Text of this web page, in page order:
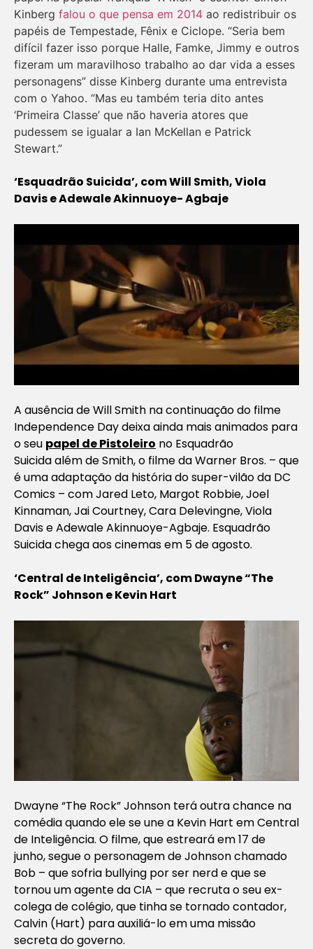
Kinberg falou o que pensa em 2014 ao redistribuir os
papéis de Tempestade, Fênix e Ciclope. “Seria bem
difícil fazer isso porque Halle, Famke, Jimmy e outros
fizeram um maravilhoso trabalho ao dar vida a esses
personagens” disse Kinberg durante uma entrevista
com o Yahoo. “Mas eu também teria dito antes
‘Primeira Classe’ que não haveria atores que
pudessem se igualar a Ian McKellan e Patrick
Stewart.”
‘Esquadrão Suicida’, com Will Smith, Viola
Davis e Adewale Akinnuoye- Agbaje
A ausência de Will Smith na continuação do filme
Independence Daydeixa ainda mais animados para
o seu papel de Pistoleiro no Esquadrão
Suicidaalém de Smith, o filme da Warner Bros. – que
é uma adaptação da história do super-vilão da DC
Comics – com Jared Leto, Margot Robbie, Joel
Kinnaman, Jai Courtney, Cara Delevingne, Viola
Davis e Adewale Akinnuoye-Agbaje. Esquadrão
Suicidachega aos cinemas em 5 de agosto.
‘Central de Inteligência’, com Dwayne “The
Rock” Johnson e Kevin Hart
Dwayne “The Rock” Johnson terá outra chance na
comédia quando ele se une a Kevin Hart emCentral
de Inteligência. O filme, que estreará em 17 de
junho, segue o personagem de Johnson chamado
Bob – que sofria bullying por ser nerd e que se
tornou um agente da CIA – que recruta o seu ex-
colega de colégio, que tinha se tornado contador,
Calvin (Hart) para auxiliá-lo em uma missão
secreta do governo.